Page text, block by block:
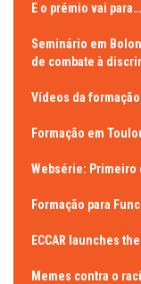
E o prémio vai para…
Seminário em
de combate à
Vídeos da
Formação em
Websérie: Primeiro
Formação para
ECCAR launches
Memes contra o